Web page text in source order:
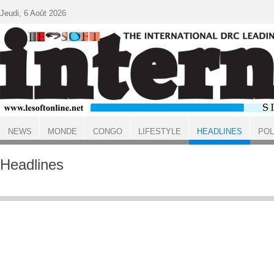
ACCUEIL
Headlines
Jeudi, 6 Août 2026
NEWS MONDE CONGO LIFESTYLE HEADLINES